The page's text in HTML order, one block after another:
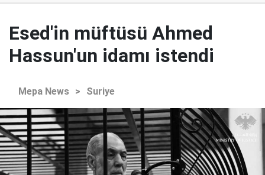
Esed'in müftüsü Ahmed
Hassun'un idamı istendi
Mepa News > Suriye